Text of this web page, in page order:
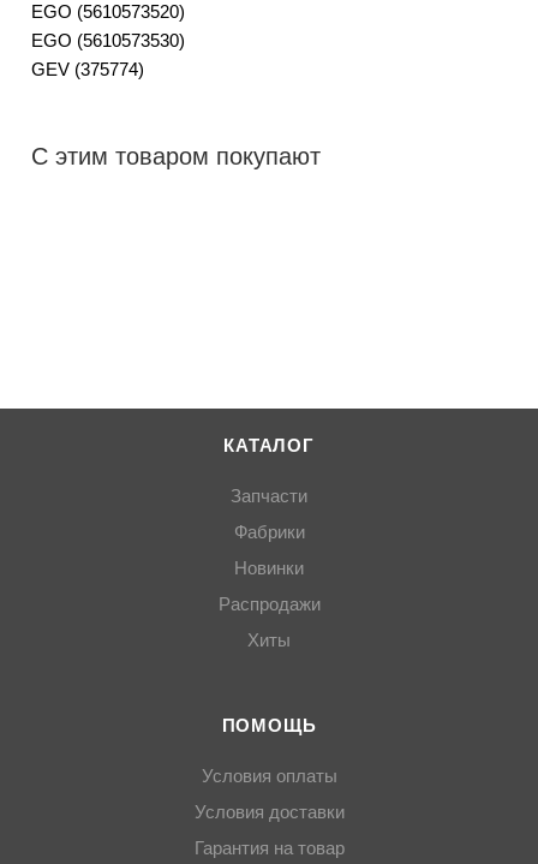
EGO (5610573520)
EGO (5610573530)
GEV (375774)
С этим товаром покупают
КАТАЛОГ
Запчасти
Фабрики
Новинки
Распродажи
Хиты
ПОМОЩЬ
Условия оплаты
Условия доставки
Гарантия на товар